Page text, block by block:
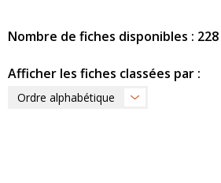
Nombre de fiches disponibles : 228
Afficher les fiches classées par :
Ordre alphabétique